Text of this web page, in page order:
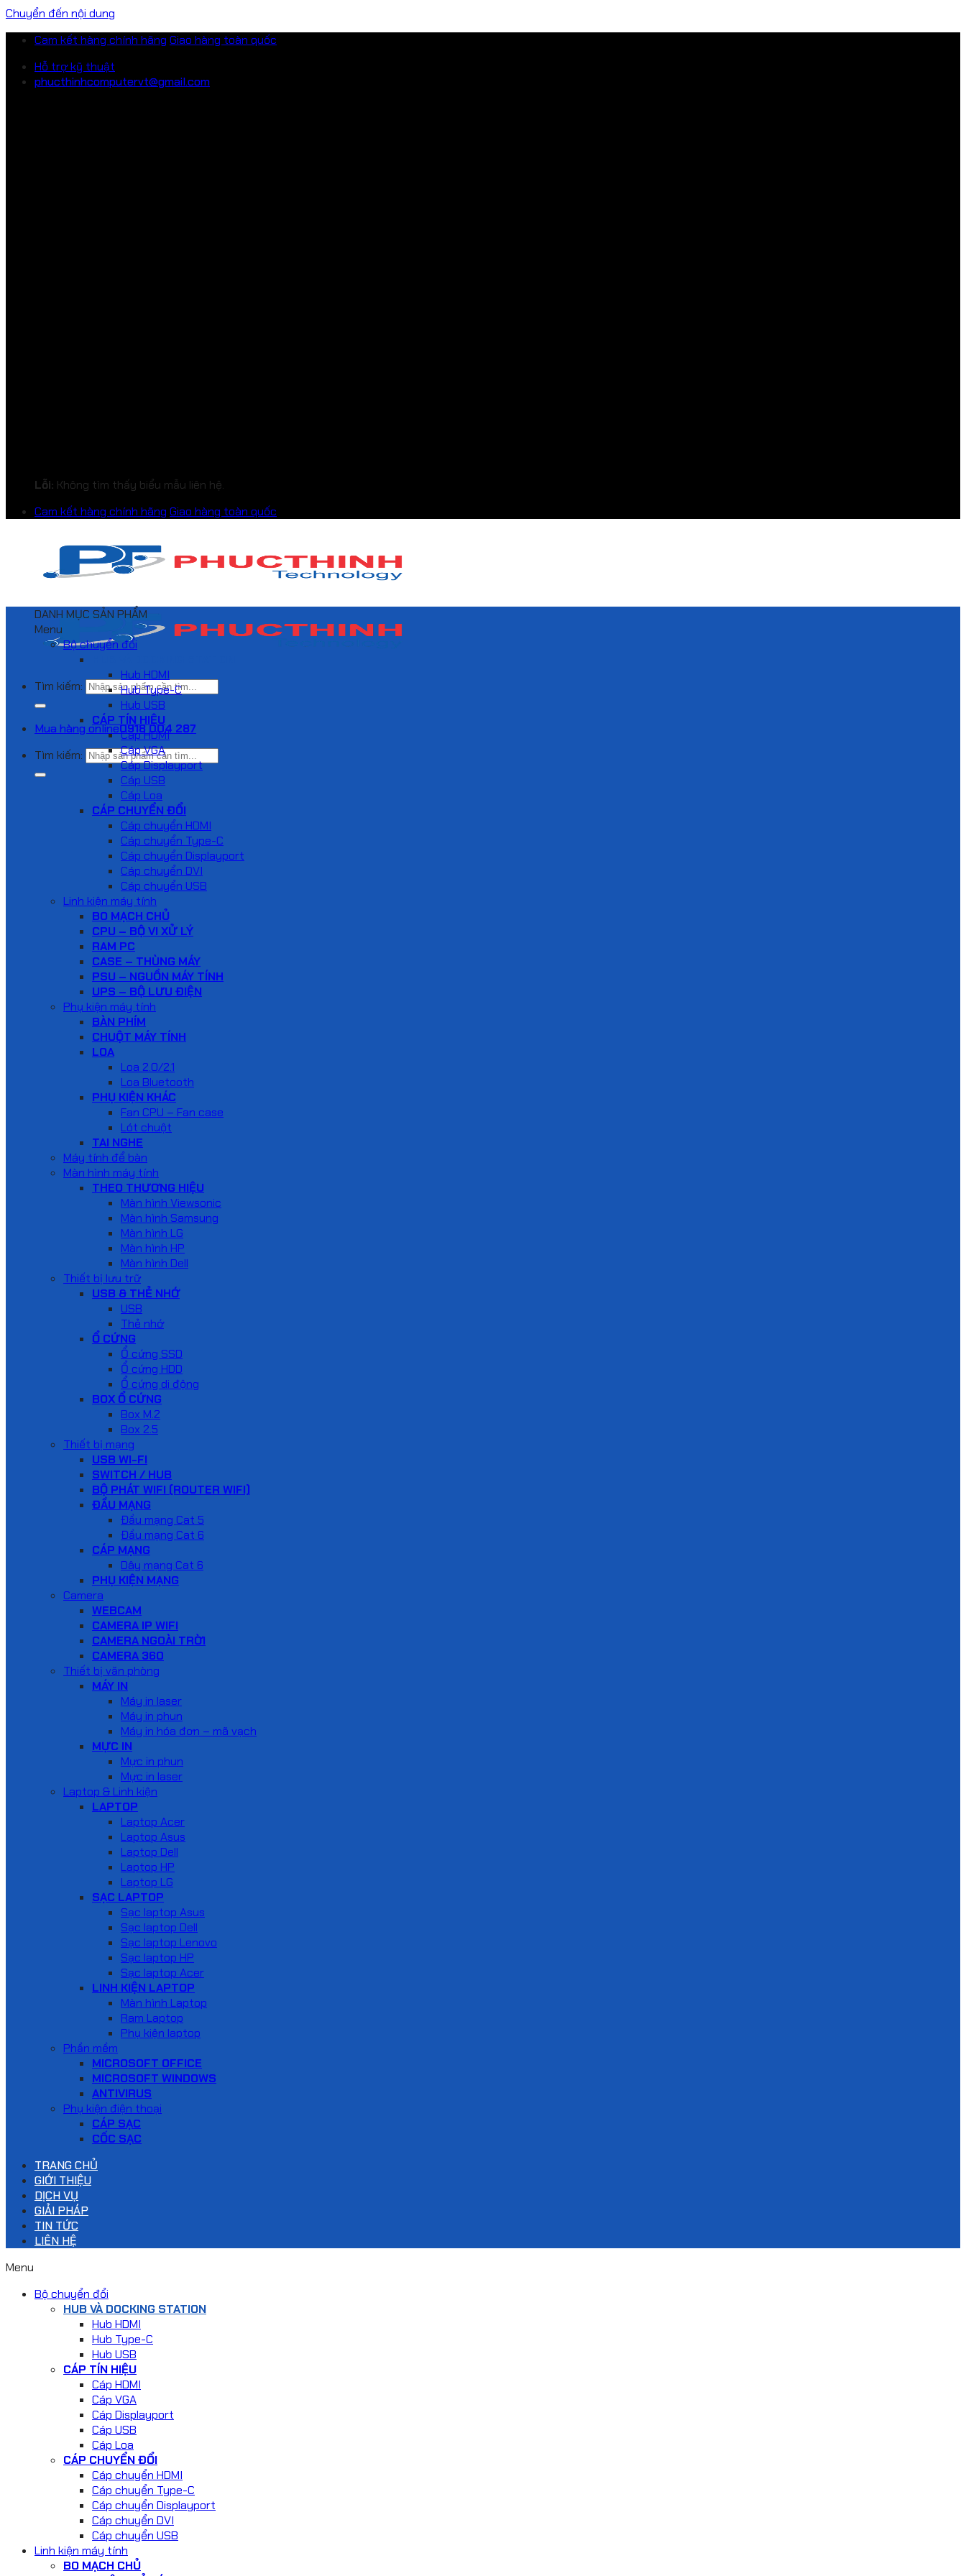
Chuyển đến nội dung
Cam kết hàng chính hãng Giao hàng toàn quốc
Hỗ trợ kỹ thuật
phucthinhcomputervt@gmail.com
Lỗi: Không tìm thấy biểu mẫu liên hệ.
Cam kết hàng chính hãng Giao hàng toàn quốc
Tìm kiếm:
Mua hàng online0918 004 287
Tìm kiếm:
DANH MỤC SẢN PHẨM
Menu
Bộ chuyển đổi
Hub HDMI
Hub Type-C
Hub USB
CÁP TÍN HIỆU
Cáp HDMI
Cáp VGA
Cáp Displayport
Cáp USB
Cáp Loa
CÁP CHUYỂN ĐỔI
Cáp chuyển HDMI
Cáp chuyển Type-C
Cáp chuyển Displayport
Cáp chuyển DVI
Cáp chuyển USB
Linh kiện máy tính
BO MẠCH CHỦ
CPU – BỘ VI XỬ LÝ
RAM PC
CASE – THÙNG MÁY
PSU – NGUỒN MÁY TÍNH
UPS – BỘ LƯU ĐIỆN
Phụ kiện máy tính
BÀN PHÍM
CHUỘT MÁY TÍNH
LOA
Loa 2.0/2.1
Loa Bluetooth
PHỤ KIỆN KHÁC
Fan CPU – Fan case
Lót chuột
TAI NGHE
Máy tính để bàn
Màn hình máy tính
THEO THƯƠNG HIỆU
Màn hình Viewsonic
Màn hình Samsung
Màn hình LG
Màn hình HP
Màn hình Dell
Thiết bị lưu trữ
USB & THẺ NHỚ
USB
Thẻ nhớ
Ổ CỨNG
Ổ cứng SSD
Ổ cứng HDD
Ổ cứng di động
BOX Ổ CỨNG
Box M.2
Box 2.5
Thiết bị mạng
USB WI-FI
SWITCH / HUB
BỘ PHÁT WIFI (ROUTER WIFI)
ĐẦU MẠNG
Đầu mạng Cat 5
Đầu mạng Cat 6
CÁP MẠNG
Dây mạng Cat 6
PHỤ KIỆN MẠNG
Camera
WEBCAM
CAMERA IP WIFI
CAMERA NGOÀI TRỜI
CAMERA 360
Thiết bị văn phòng
MÁY IN
Máy in laser
Máy in phun
Máy in hóa đơn – mã vạch
MỰC IN
Mực in phun
Mực in laser
Laptop & Linh kiện
LAPTOP
Laptop Acer
Laptop Asus
Laptop Dell
Laptop HP
Laptop LG
SẠC LAPTOP
Sạc laptop Asus
Sạc laptop Dell
Sạc laptop Lenovo
Sạc laptop HP
Sạc laptop Acer
LINH KIỆN LAPTOP
Màn hình Laptop
Ram Laptop
Phụ kiện laptop
Phần mềm
MICROSOFT OFFICE
MICROSOFT WINDOWS
ANTIVIRUS
Phụ kiện điện thoại
CÁP SẠC
CỐC SẠC
TRANG CHỦ
GIỚI THIỆU
DỊCH VỤ
GIẢI PHÁP
TIN TỨC
LIÊN HỆ
Menu
Bộ chuyển đổi
HUB VÀ DOCKING STATION
Hub HDMI
Hub Type-C
Hub USB
CÁP TÍN HIỆU
Cáp HDMI
Cáp VGA
Cáp Displayport
Cáp USB
Cáp Loa
CÁP CHUYỂN ĐỔI
Cáp chuyển HDMI
Cáp chuyển Type-C
Cáp chuyển Displayport
Cáp chuyển DVI
Cáp chuyển USB
Linh kiện máy tính
BO MẠCH CHỦ